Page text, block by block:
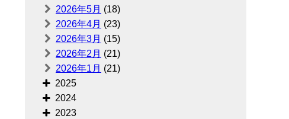
2026年5月 (18)
2026年4月 (23)
2026年3月 (15)
2026年2月 (21)
2026年1月 (21)
2025
2024
2023